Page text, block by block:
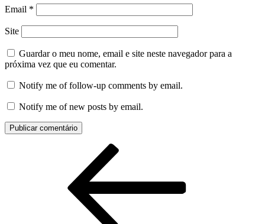
Email *
Site
Guardar o meu nome, email e site neste navegador para a
próxima vez que eu comentar.
Notify me of follow-up comments by email.
Notify me of new posts by email.